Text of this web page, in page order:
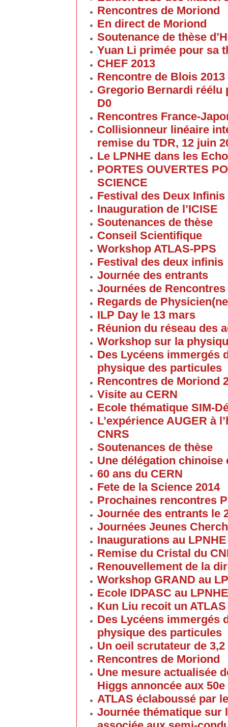
Rencontres de Moriond
En direct de Moriond
Soutenance de thèse
Yuan Li primée pour sa
CHEF 2013
Rencontre de Blois 2013
Gregorio Bernardi réélu
D0
Rencontres France-
Collisionneur linéaire
remise du TDR, 12 juin
Le LPNHE dans les
PORTES OUVERTES
SCIENCE
Festival des Deux Infinis
Inauguration de l’ICISE
Soutenances de thèse
Conseil Scientifique
Workshop ATLAS-PPS
Festival des deux infinis
Journée des entrants
Journées de
Regards de
ILP Day le 13 mars
Réunion du réseau des
Workshop sur la
Des Lycéens immergés
physique des particules
Rencontres de Moriond
Visite au CERN
Ecole thématique SIM-
L’expérience AUGER à
CNRS
Soutenances de thèse
Une délégation
60 ans du CERN
Fete de la Science 2014
Prochaines rencontres
Journée des entrants le
Journées Jeunes
Inaugurations au LPNHE
Remise du Cristal du
Renouvellement de la
Workshop GRAND au
Ecole IDPASC au LPNHE
Kun Liu recoit un
Des Lycéens immergés
physique des particules
Un oeil scrutateur de
Rencontres de Moriond
Une mesure actualisée
Higgs annoncée aux
ATLAS éclaboussé par
Journée thématique sur